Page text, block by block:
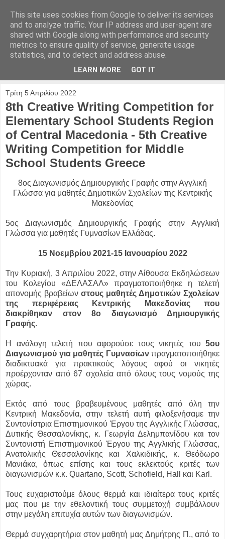
Τρίτη 5 Απριλίου 2022
8th Creative Writing Competition for
Elementary School Students Region
of Central Macedonia - 5th Creative
Writing Competition for Middle
School Students Greece
8ος Διαγωνισμός Δημιουργικής Γραφής στην Αγγλική
Γλώσσα για μαθητές Δημοτικών Σχολείων της Κεντρικής
Μακεδονίας
5ος Διαγωνισμός Δημιουργικής Γραφής στην Αγγλική
Γλώσσα για μαθητές Γυμνασίων Ελλάδας.
15 Νοεμβρίου 2021-15 Ιανουαρίου 2022
Την Κυριακή, 3 Απριλίου 2022, στην Αίθουσα Εκδηλώσεων
του Κολεγίου «ΔΕΛΑΣΑΛ» πραγματοποιήθηκε η τελετή
απονομής βραβείων στους μαθητές Δημοτικών Σχολείων
της περιφέρειας Κεντρικής Μακεδονίας που
διακρίθηκαν στον 8ο διαγωνισμό Δημιουργικής
Γραφής.
Η ανάλογη τελετή που αφορούσε τους νικητές του 5ου
Διαγωνισμού για μαθητές Γυμνασίωνπραγματοποιήθηκε
διαδικτυακά για πρακτικούς λόγους αφού οι νικητές
προέρχονταν από 67 σχολεία από όλους τους νομούς της
χώρας.
Εκτός από τους βραβευμένους μαθητές από όλη την
Κεντρική Μακεδονία, στην τελετή αυτή φιλοξενήσαμε την
Συντονίστρια Επιστημονικού Έργου της Αγγλικής Γλώσσας,
Δυτικής Θεσσαλονίκης, κ. Γεωργία Δελημπανίδου και τον
Συντονιστή Επιστημονικού Έργου της Αγγλικής Γλώσσας,
Ανατολικής Θεσσαλονίκης και Χαλκιδικής, κ. Θεόδωρο
Μανιάκα, όπως επίσης και τους εκλεκτούς κριτές των
διαγωνισμών κ.κ. Quartano, Scott, Schofield, Hall και Karl.
Τους ευχαριστούμε όλους θερμά και ιδιαίτερα τους κριτές
μας που με την εθελοντική τους συμμετοχή συμβάλλουν
στην μεγάλη επιτυχία αυτών των διαγωνισμών.
Θερμά συγχαρητήρια στον μαθητή μας Δημήτρης Π., από τo
This site uses cookies from Google to deliver its services
and to analyze traffic. Your IP address and user-agent are
shared with Google along with performance and security
metrics to ensure quality of service, generate usage
statistics, and to detect and address abuse.
LEARN MORE GOT IT